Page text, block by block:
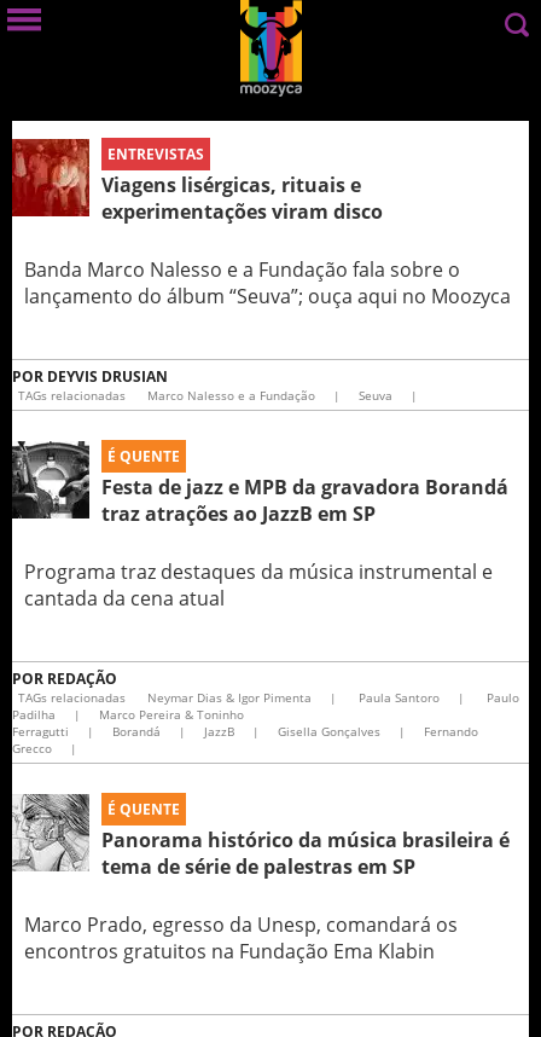
ENTREVISTAS
Viagens lisérgicas, rituais e
experimentações viram disco
Banda Marco Nalesso e a Fundação fala sobre o
lançamento do álbum “Seuva”; ouça aqui no Moozyca
POR DEYVIS DRUSIAN
TAGs relacionadas Marco Nalesso e a Fundação | Seuva |
É QUENTE
Festa de jazz e MPB da gravadora Borandá
traz atrações ao JazzB em SP
Programa traz destaques da música instrumental e
cantada da cena atual
POR REDAÇÃO
TAGs relacionadas Neymar Dias & Igor Pimenta | Paula Santoro |
Paulo
Padilha
|
Marco Pereira & Toninho
Ferragutti
| Borandá | JazzB | Gisella Gonçalves |
Fernando
Grecco
|
É QUENTE
Panorama histórico da música brasileira é
tema de série de palestras em SP
Marco Prado, egresso da Unesp, comandará os
encontros gratuitos na Fundação Ema Klabin
POR REDAÇÃO